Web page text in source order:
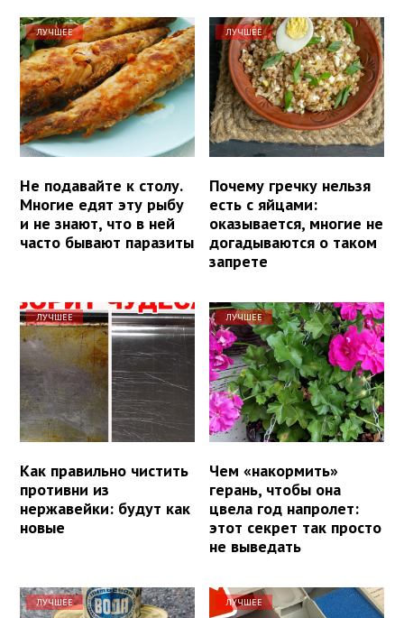
ЛУЧШЕЕ
Не подавайте к столу.
Многие едят эту рыбу
и не знают, что в ней
часто бывают паразиты
ЛУЧШЕЕ
Почему гречку нельзя
есть с яйцами:
оказывается, многие не
догадываются о таком
запрете
ЛУЧШЕЕ
Как правильно чистить
противни из
нержавейки: будут как
новые
ЛУЧШЕЕ
Чем «накормить»
герань, чтобы она
цвела год напролет:
этот секрет так просто
не выведать
ЛУЧШЕЕ ЛУЧШЕЕ